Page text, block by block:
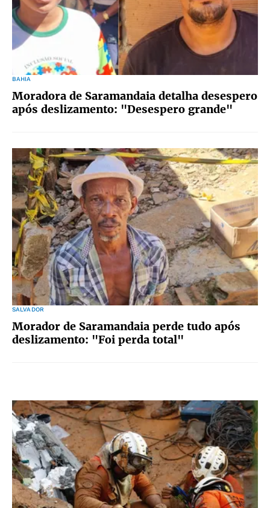
BAHIA
Moradora de Saramandaia detalha desespero
após deslizamento: "Desespero grande"
SALVADOR
Morador de Saramandaia perde tudo após
deslizamento: "Foi perda total"